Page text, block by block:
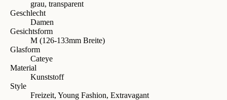
grau, transparent
Geschlecht
Damen
Gesichtsform
M (126-133mm Breite)
Glasform
Cateye
Material
Kunststoff
Style
Freizeit, Young Fashion, Extravagant